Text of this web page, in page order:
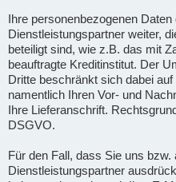
Ihre personenbezogenen
Dienstleistungspartner weiter,
beteiligt sind, wie z.B. das mit
beauftragte Kreditinstitut. Der
Dritte beschränkt sich dabei
namentlich Ihren Vor- und
Ihre Lieferanschrift.
DSGVO.
Für den Fall, dass Sie uns
Dienstleistungspartner